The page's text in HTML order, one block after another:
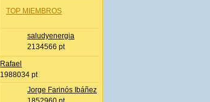
TOP MIEMBROS
saludyenergia
2134566 pt
Rafael
1988034 pt
Jorge Farinós Ibáñez